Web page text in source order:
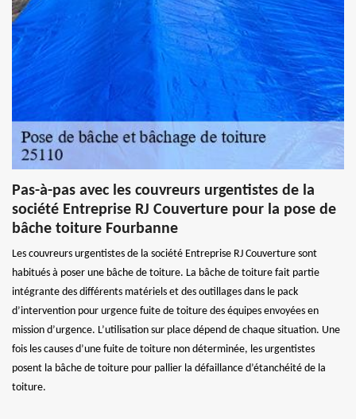
Pas-à-pas avec les couvreurs urgentistes de la
société Entreprise RJ Couverture pour la pose de
bâche toiture Fourbanne
Les couvreurs urgentistes de la société Entreprise RJ Couverture sont
habitués à poser une bâche de toiture. La bâche de toiture fait partie
intégrante des différents matériels et des outillages dans le pack
d’intervention pour urgence fuite de toiture des équipes envoyées en
mission d’urgence. L’utilisation sur place dépend de chaque situation. Une
fois les causes d’une fuite de toiture non déterminée, les urgentistes
posent la bâche de toiture pour pallier la défaillance d’étanchéité de la
toiture.